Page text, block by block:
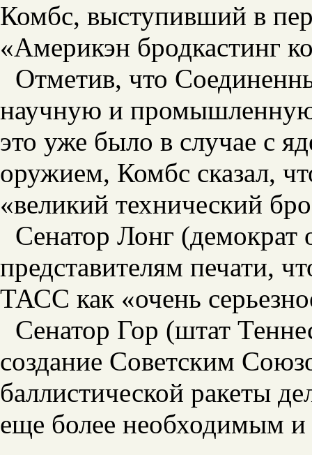
Комбс, выступивший в
«Америкэн бродкастинг
Отметив, что
научную и
это уже было в случае с
оружием, Комбс сказал,
«великий технический
Сенатор Лонг (демократ
представителям печати,
ТАСС как «очень
Сенатор Гор (штат
создание Советским
баллистической ракеты
еще более необходимым